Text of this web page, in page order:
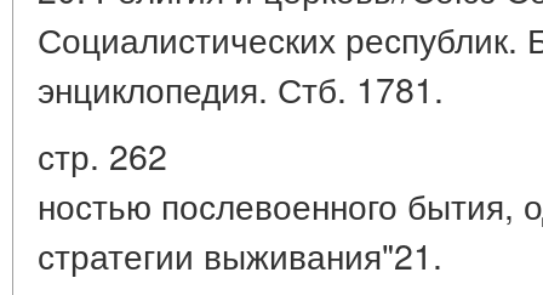
Социалистических республик.
энциклопедия. Стб. 1781.
стр. 262
ностью послевоенного бытия,
стратегии выживания"21.